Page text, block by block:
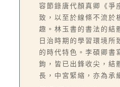
容節錄唐代顏真卿《爭
致，以至於線條不流於
趣。林玉書的書法的結
日治時期的學習環境
的時代特色。李碩卿書
鉤，皆已出鋒收尖，結
長，中宮緊縮，亦為承